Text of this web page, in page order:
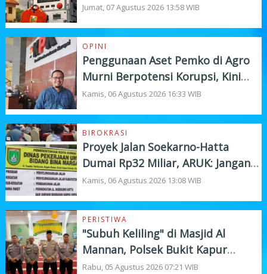
Listrik Pelanggan
Jumat, 07 Agustus 2026 13:58 WIB
OPINI
Penggunaan Aset Pemko di Agro
Murni Berpotensi Korupsi, Kini
"Bola" Ada di APH
Kamis, 06 Agustus 2026 16:33 WIB
BIROKRASI
Proyek Jalan Soekarno-Hatta
Dumai Rp32 Miliar, ARUK: Jangan
Korbankan Kualitas Demi Kejar
Kamis, 06 Agustus 2026 13:08 WIB
PERISTIWA
"Subuh Keliling" di Masjid Al
Mannan, Polsek Bukit Kapur
Tampung Curhat Warga
Rabu, 05 Agustus 2026 07:21 WIB